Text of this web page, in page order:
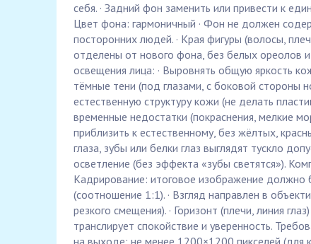
себя. · Задний фон заменить или привести к
Цвет фона: гармоничный · Фон не должен
посторонних людей. · Края фигуры (волосы,
отделены от нового фона, без белых ореолов и
освещения лица: · Выровнять общую яркость
тёмные тени (под глазами, с боковой стороны
естественную структуру кожи (не делать
временные недостатки (покраснения, мелкие
приблизить к естественному, без жёлтых,
глаза, зубы или белки глаз выглядят тускло
осветление (без эффекта «зубы светятся»).
Кадрирование: итоговое изображение должно
(соотношение 1:1). · Взгляд направлен в
резкого смещения). · Горизонт (плечи, линия
транслирует спокойствие и уверенность.
на выходе: не менее 1200×1200 пикселей (для